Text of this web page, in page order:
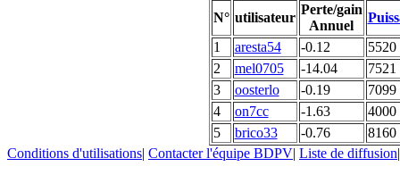
N° utilisateur
Perte/gain
Annuel
1
aresta54 -0.12
5520
2
mel0705 -14.04
7521
3
oosterlo -0.19
7099
4
on7cc -1.63
4000
5
brico33 -0.76
8160
Conditions d'utilisations| Contacter l'équipe BDPV| Liste de diffusion